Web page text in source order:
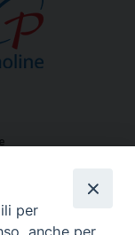
generale
per